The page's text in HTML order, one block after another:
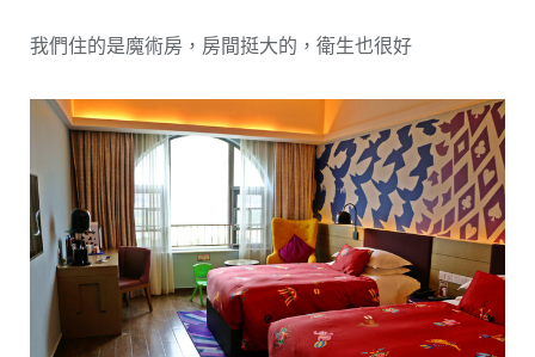
我們住的是魔術房，房間挺大的，衛生也很好